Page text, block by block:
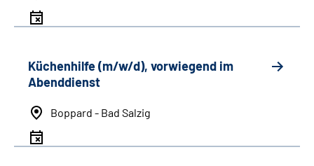
Küchenhilfe (m/w/d), vorwiegend im
Abenddienst
Boppard - Bad Salzig